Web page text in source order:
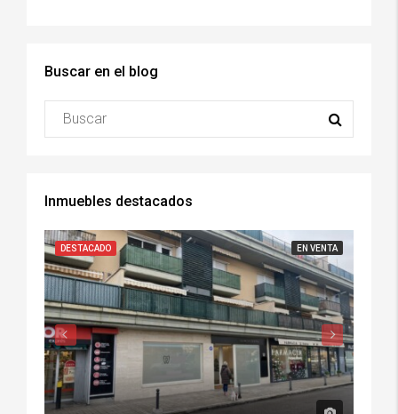
Buscar en el blog
Inmuebles destacados
DESTACADO EN VENTA